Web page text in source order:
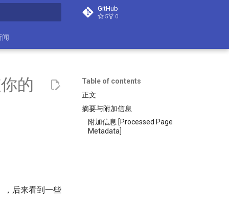
GitHub
5 0
闻
Table of contents
正文
摘要与附加信息
附加信息 [Processed Page
Metadata]
的
，后来看到一些